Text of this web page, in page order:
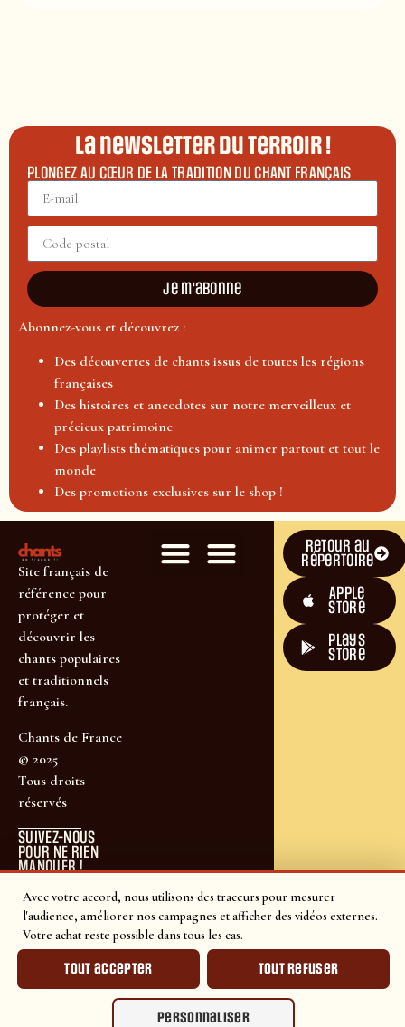
Avec votre accord, nous utilisons des traceurs pour mesurer
l'audience, améliorer nos campagnes et afficher des vidéos externes.
Votre achat reste possible dans tous les cas.
Tout accepter Tout refuser
Personnaliser
La newsletter du terroir !
PLONGEZ AU CŒUR DE LA TRADITION DU CHANT FRANÇAIS
Je m'abonne
Abonnez-vous et découvrez :
Des découvertes de chants issus de toutes les régions
françaises
Des histoires et anecdotes sur notre merveilleux et
précieux patrimoine
Des playlists thématiques pour animer partout et tout le
monde
Des promotions exclusives sur le shop !
Site français de
référence pour
protéger et
découvrir les
chants populaires
et traditionnels
français.
Chants de France
© 2025
Tous droits
réservés
SUIVEZ-NOUS
POUR NE RIEN
MANQUER !
Retour au
répertoire
Apple
Store
plays
store